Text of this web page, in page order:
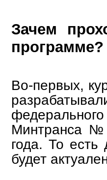
Зачем
программе?
Во-первых,
Минтранса
года. То есть
будет